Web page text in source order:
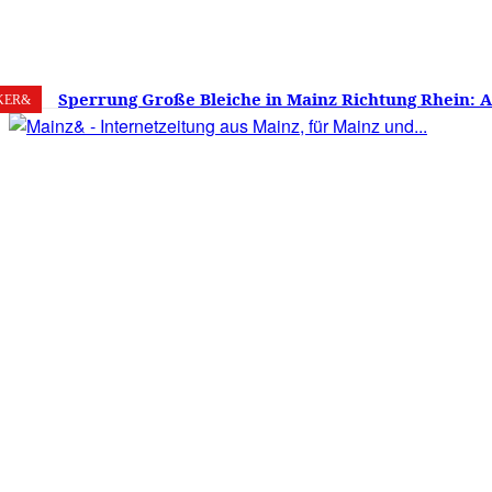
8. August 2026 19.3 Mainz
Sperrung Große Bleiche in Mainz Richtung Rhein:
verwirrt, Mainzer stinksauer – Haben die Mainzer